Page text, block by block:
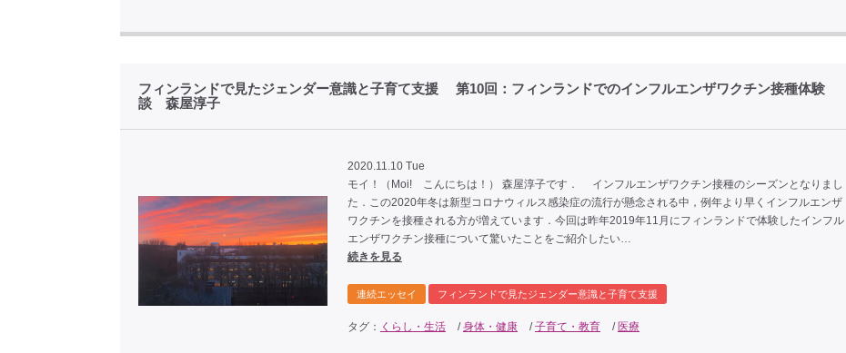
フィンランドで見たジェンダー意識と子育て支援 第10回：フィンランドでのインフルエンザワクチン接種体験
談 森屋淳子
2020.11.10 Tue
モイ！（Moi! こんにちは！） 森屋淳子です． インフルエンザワクチン接種のシーズンとなりまし
た．この2020年冬は新型コロナウィルス感染症の流行が懸念される中，例年より早くインフルエンザ
ワクチンを接種される方が増えています．今回は昨年2019年11月にフィンランドで体験したインフル
エンザワクチン接種について驚いたことをご紹介したい…
続きを見る
連続エッセイ フィンランドで見たジェンダー意識と子育て支援
タグ： くらし・生活 /身体・健康 /子育て・教育 / 医療